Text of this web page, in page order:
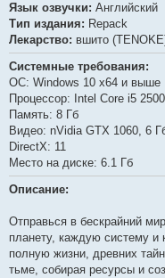
Язык озвучки: Английский
Тип издания: Repack
Лекарство: вшито
Системные требования:
ОС: Windows 10 x64 и выше
Процессор: Intel Core i5
Память: 8 Гб
Видео: nVidia GTX 1060, 6
DirectX: 11
Место на диске: 6.1 Гб
Описание:
Отправься в бескрайний
планету, каждую систему
полную жизни, древних
тьме, собирая ресурсы и